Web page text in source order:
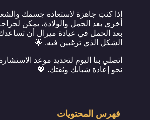
إذا كنتِ جاهزة لاستعادة جسمك
أخرى بعد الحمل والولادة، يمكن
بعد الحمل في عيادة ميرال أن
الشكل الذي ترغبين فيه. 🌟
اتصلي بنا اليوم لتحديد موعد
نحو إعادة شبابك وثقتك. 💖
فهرس المحتويات